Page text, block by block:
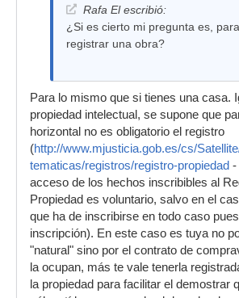
Rafa El escribió:
¿Si es cierto mi pregunta es,
registrar una obra?
Para lo mismo que si tienes una casa.
propiedad intelectual, se supone que
horizontal no es obligatorio el registro
(http://www.mjusticia.gob.es/cs/
tematicas/registros/registro-propiedad -
acceso de los hechos inscribibles al
Propiedad es voluntario, salvo en el
que ha de inscribirse en todo caso
inscripción). En este caso es tuya no
"natural" sino por el contrato de
la ocupan, más te vale tenerla
la propiedad para facilitar el demostrar